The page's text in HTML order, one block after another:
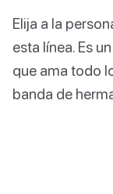
Elija a la
esta línea. Es
que ama todo
banda de